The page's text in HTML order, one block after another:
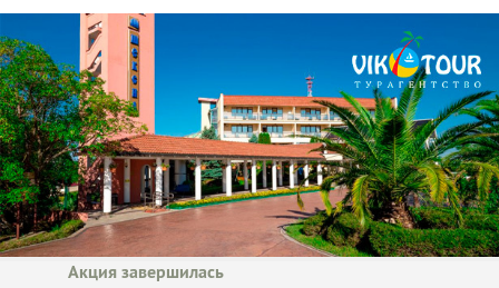
Акция завершилась